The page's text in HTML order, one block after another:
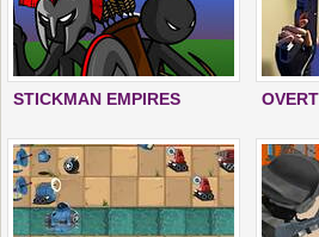
STICKMAN EMPIRES